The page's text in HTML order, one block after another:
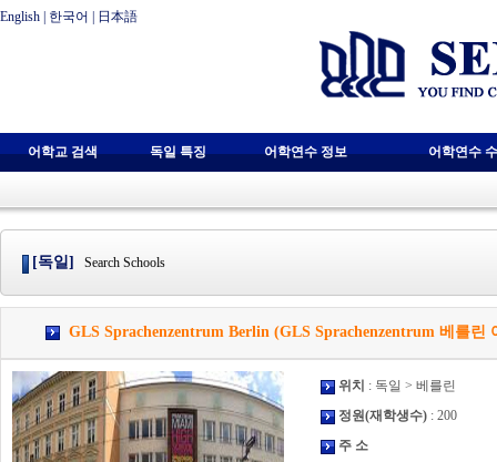
English 한국어 日本語
어학교 검색 독일 특징 어학연수 정보 어학연수
[독일] Search Schools
GLS Sprachenzentrum Berlin (GLS Sprachenzentrum 베를린
위치 : 독일 > 베를린
정원(재학생수) : 200
주 소